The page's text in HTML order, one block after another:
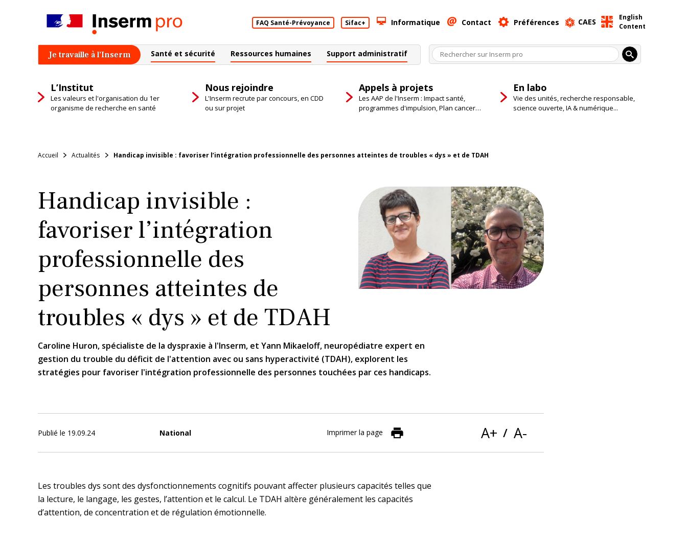
Je travaille à l’Inserm Santé et sécurité Ressources humaines Support administratif
L’Institut
Les valeurs et l'organisation du 1er
organisme de recherche en santé
Nous rejoindre
L'Inserm recrute par concours, en CDD
ou sur projet
Appels à projets
Les AAP de l'Inserm : Impact santé,
programmes d'impulsion, Plan cancer…
En labo
Vie des unités, recherche responsable,
science ouverte, IA & numérique...
FAQ Santé-Prévoyance Sifac+ Informatique Contact Préférences CAES
English
Content
Accueil Actualités Handicap invisible : favoriser l’intégration professionnelle des personnes atteintes de troubles « dys » et de TDAH
Handicap invisible :
favoriser l’intégration
professionnelle des
personnes atteintes de
troubles « dys » et de TDAH
Caroline Huron, spécialiste de la dyspraxie à l'Inserm, et Yann Mikaeloff, neuropédiatre expert en
gestion du trouble du déficit de l'attention avec ou sans hyperactivité (TDAH), explorent les
stratégies pour favoriser l'intégration professionnelle des personnes touchées par ces handicaps.
Publié le 19.09.24 National Imprimer la page Ces boutons servent à modifier la
A+ / A-
Les troubles dys sont des dysfonctionnements cognitifs pouvant affecter plusieurs capacités telles que
la lecture, le langage, les gestes, l’attention et le calcul. Le TDAH altère généralement les capacités
d’attention, de concentration et de régulation émotionnelle.